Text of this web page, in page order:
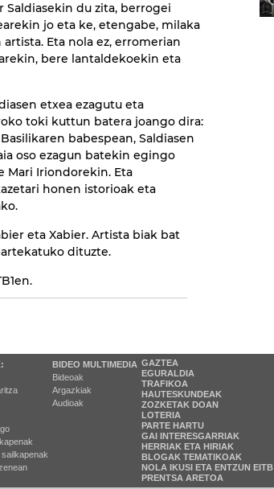
Saldiasekin du zita, berrogei
jo eta ke, etengabe, milaka
Eta nola ez, erromerian
bere lantaldekoekin eta
etxea ezagutu eta
toki kuttun batera joango dira:
babespean, Saldiasen
oso ezagun batekin egingo
Mari Iriondorekin. Eta
honen istorioak eta
eta Xabier. Artista biak bat
dituzte.
BIDEO MULTIMEDIA
Bideoak
Argazkiak
Audioak
GAZTEA
EGURALDIA
TRAFIKOA
HAUTESKUNDEAK
ZOZKETAK DOAN
LOTERIA
PARTE HARTU
GAI INTERESGARRIAK
HERRIAK ETA HIRIAK
BLOGAK TEMATIKOAK
NOLA IKUSI ETA ENTZUN EITB
PRENTSA ARETOA